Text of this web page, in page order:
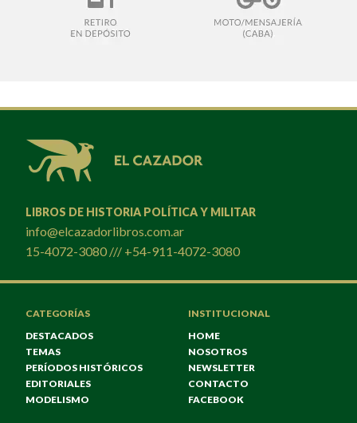
LIBROS DE HISTORIA POLÍTICA Y MILITAR
info@elcazadorlibros.com.ar
15-4072-3080 /// +54-911-4072-3080
CATEGORÍAS
DESTACADOS
TEMAS
PERÍODOS HISTÓRICOS
EDITORIALES
MODELISMO
INSTITUCIONAL
HOME
NOSOTROS
NEWSLETTER
CONTACTO
FACEBOOK